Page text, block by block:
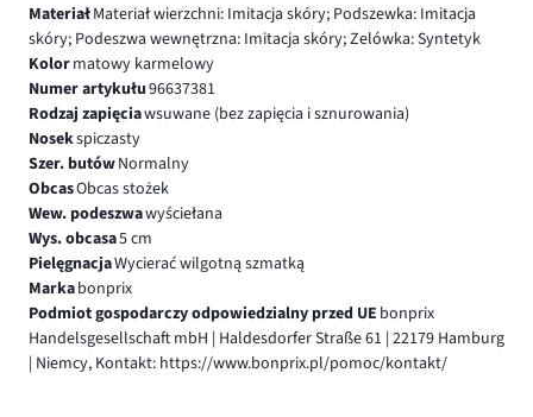
MateriałMateriał wierzchni: Imitacja skóry; Podszewka: Imitacja
skóry; Podeszwa wewnętrzna: Imitacja skóry; Zelówka: Syntetyk
Kolormatowy karmelowy
Numer artykułu96637381
Rodzaj zapięciawsuwane (bez zapięcia i sznurowania)
Nosekspiczasty
Szer. butówNormalny
ObcasObcas stożek
Wew. podeszwawyściełana
Wys. obcasa5 cm
PielęgnacjaWycierać wilgotną szmatką
Markabonprix
Podmiot gospodarczy odpowiedzialny przed UE bonprix
Handelsgesellschaft mbH | Haldesdorfer Straße 61 | 22179 Hamburg
| Niemcy, Kontakt: https://www.bonprix.pl/pomoc/kontakt/